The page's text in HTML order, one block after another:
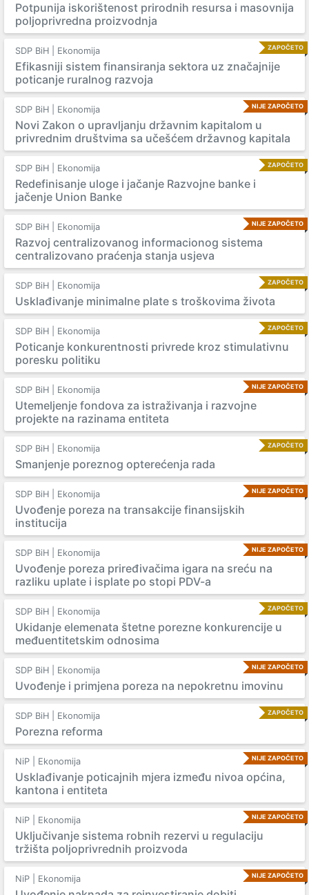
Potpunija iskorištenost prirodnih resursa i masovnija
poljoprivredna proizvodnja
ZAPOČETO
SDP BiH | Ekonomija
Efikasniji sistem finansiranja sektora uz značajnije
poticanje ruralnog razvoja
NIJE ZAPOČETO
SDP BiH | Ekonomija
Novi Zakon o upravljanju državnim kapitalom u
privrednim društvima sa učešćem državnog kapitala
ZAPOČETO
SDP BiH | Ekonomija
Redefinisanje uloge i jačanje Razvojne banke i
jačenje Union Banke
NIJE ZAPOČETO
SDP BiH | Ekonomija
Razvoj centralizovanog informacionog sistema
centralizovano praćenja stanja usjeva
ZAPOČETO
SDP BiH | Ekonomija
Usklađivanje minimalne plate s troškovima života
ZAPOČETO
SDP BiH | Ekonomija
Poticanje konkurentnosti privrede kroz stimulativnu
poresku politiku
NIJE ZAPOČETO
SDP BiH | Ekonomija
Utemeljenje fondova za istraživanja i razvojne
projekte na razinama entiteta
ZAPOČETO
SDP BiH | Ekonomija
Smanjenje poreznog opterećenja rada
NIJE ZAPOČETO
SDP BiH | Ekonomija
Uvođenje poreza na transakcije finansijskih
institucija
NIJE ZAPOČETO
SDP BiH | Ekonomija
Uvođenje poreza priređivačima igara na sreću na
razliku uplate i isplate po stopi PDV-a
ZAPOČETO
SDP BiH | Ekonomija
Ukidanje elemenata štetne porezne konkurencije u
međuentitetskim odnosima
NIJE ZAPOČETO
SDP BiH | Ekonomija
Uvođenje i primjena poreza na nepokretnu imovinu
ZAPOČETO
SDP BiH | Ekonomija
Porezna reforma
NIJE ZAPOČETO
NiP | Ekonomija
Usklađivanje poticajnih mjera između nivoa općina,
kantona i entiteta
NIJE ZAPOČETO
NiP | Ekonomija
Uključivanje sistema robnih rezervi u regulaciju
tržišta poljoprivrednih proizvoda
NIJE ZAPOČETO
NiP | Ekonomija